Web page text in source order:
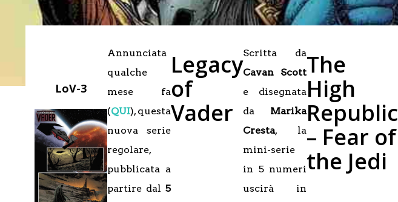
The
High
Republic
– Fear of
the Jedi
Scritta da
Cavan Scott
e disegnata
da Marika
Cresta, la
mini-serie
in 5 numeri
uscirà in
Legacy
of
Vader
Annunciata
qualche
mese fa
(QUI), questa
nuova serie
regolare,
pubblicata a
partire dal 5
LoV-3